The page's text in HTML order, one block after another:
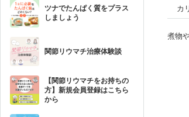
ツナでたんぱく質をプラス
しましょう
関節リウマチ治療体験談
【関節リウマチをお持ちの
方】新規会員登録はこちら
から
カ
煮物